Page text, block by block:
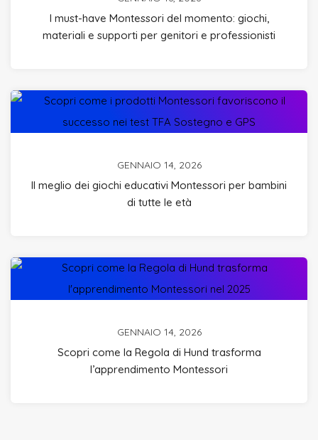
I must-have Montessori del momento: giochi,
materiali e supporti per genitori e professionisti
GENNAIO 14, 2026
Il meglio dei giochi educativi Montessori per bambini
di tutte le età
GENNAIO 14, 2026
Scopri come la Regola di Hund trasforma
l’apprendimento Montessori